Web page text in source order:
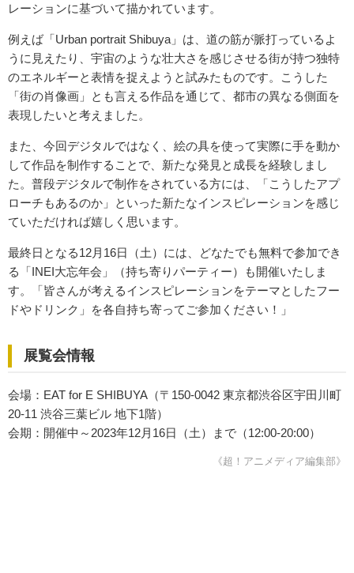
レーションに基づいて描かれています。
例えば「Urban portrait Shibuya」は、道の筋が脈打っているよ
うに見えたり、宇宙のような壮大さを感じさせる街が持つ独特
のエネルギーと表情を捉えようと試みたものです。こうした
「街の肖像画」とも言える作品を通じて、都市の異なる側面を
表現したいと考えました。
また、今回デジタルではなく、絵の具を使って実際に手を動か
して作品を制作することで、新たな発見と成長を経験しまし
た。普段デジタルで制作をされている方には、「こうしたアプ
ローチもあるのか」といった新たなインスピレーションを感じ
ていただければ嬉しく思います。
最終日となる12月16日（土）には、どなたでも無料で参加でき
る「INEI大忘年会」（持ち寄りパーティー）も開催いたしま
す。「皆さんが考えるインスピレーションをテーマとしたフー
ドやドリンク」を各自持ち寄ってご参加ください！」
展覧会情報
会場：EAT for E SHIBUYA（〒150-0042 東京都渋谷区宇田川町
20-11 渋谷三葉ビル 地下1階）
会期：開催中～2023年12月16日（土）まで（12:00-20:00）
《超！アニメディア編集部》